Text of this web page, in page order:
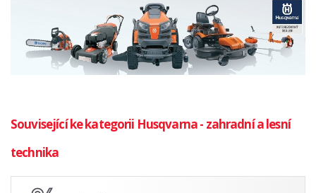
Související ke kategorii Husqvarna - zahradní a lesní
technika